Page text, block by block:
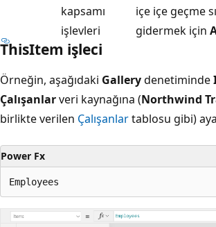
kapsamı
işlevleri
içe içe geçme
gidermek için
ThisItem işleci
Örneğin, aşağıdaki Gallerydenetiminde
Çalışanlarveri kaynağına (Northwind
birlikte verilen Çalışanlartablosu gibi)
Power Fx